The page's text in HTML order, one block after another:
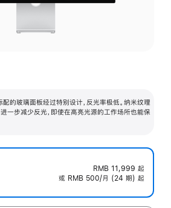
配的玻璃面板经过特别设计，反光率极低。纳米纹理
一步减少反光，即使在高亮光源的工作场所也能保
RMB 11,999 起
或 RMB 500/月 (24 期) 起